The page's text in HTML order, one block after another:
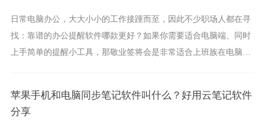
日常电脑办公，大大小小的工作接踵而至，因此不少职场人都在寻
找：靠谱的办公提醒软件哪款更好？如果你需要适合电脑端、同时
上手简单的提醒小工具，那敬业签将会是非常适合上班族在电脑上
苹果手机和电脑同步笔记软件叫什么？好用云笔记软件
分享